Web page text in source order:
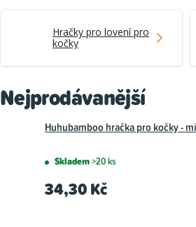
Hračky pro lovení pro
kočky
Nejprodávanější
Huhubamboo hračka pro kočky -
Skladem>20 ks
34,30 Kč